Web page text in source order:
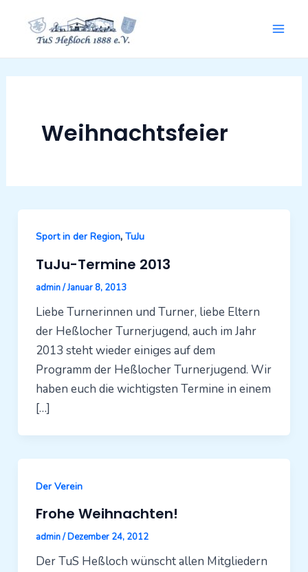
Inhalt
springen
Weihnachtsfeier
Sport in der Region, TuJu
TuJu-Termine 2013
admin/Januar 8, 2013
Liebe Turnerinnen und Turner, liebe Eltern
der Heßlocher Turnerjugend, auch im Jahr
2013 steht wieder einiges auf dem
Programm der Heßlocher Turnerjugend. Wir
haben euch die wichtigsten Termine in einem
[…]
Der Verein
Frohe Weihnachten!
admin/Dezember 24, 2012
Der TuS Heßloch wünscht allen Mitgliedern